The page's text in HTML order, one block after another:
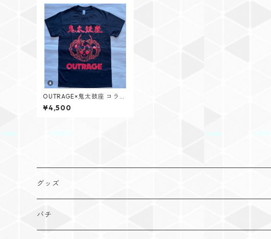
OUTRAGE×鬼太鼓座 コラボ
Tシャツ【赤・白】
¥4,500
グッズ
Tシャツ
バチ